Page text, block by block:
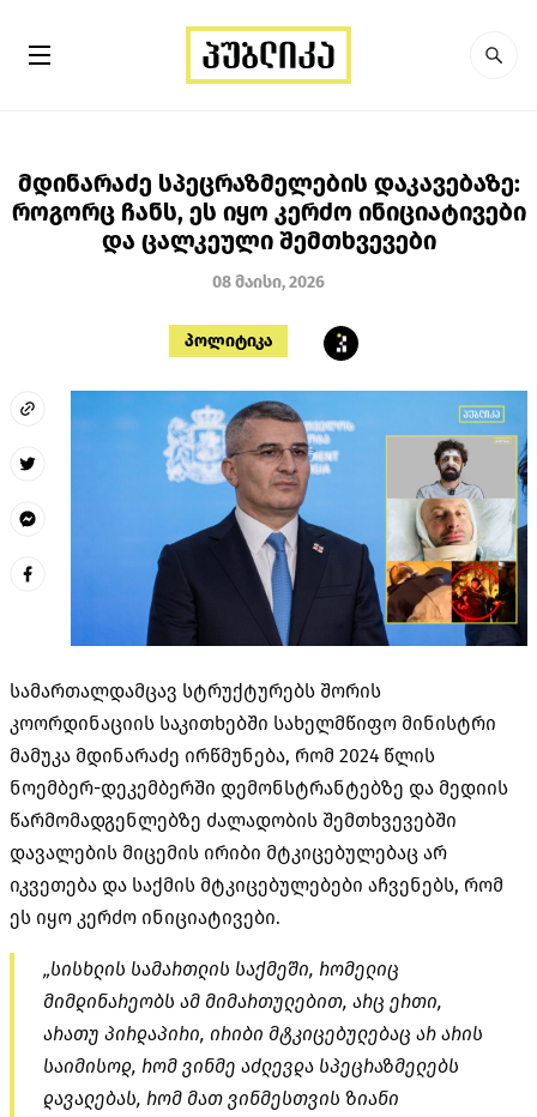
მდინარაძე სპეცრაზმელების დაკავებაზე:
როგორც ჩანს, ეს იყო კერძო ინიციატივები
და ცალკეული შემთხვევები
08 მაისი, 2026
პოლიტიკა
სამართალდამცავ სტრუქტურებს შორის
კოორდინაციის საკითხებში სახელმწიფო მინისტრი
მამუკა მდინარაძე ირწმუნება, რომ 2024 წლის
ნოემბერ-დეკემბერში დემონსტრანტებზე და მედიის
წარმომადგენლებზე ძალადობის შემთხვევებში
დავალების მიცემის ირიბი მტკიცებულებაც არ
იკვეთება და საქმის მტკიცებულებები აჩვენებს, რომ
ეს იყო კერძო ინიციატივები.
„სისხლის სამართლის საქმეში, რომელიც
მიმდინარეობს ამ მიმართულებით, არც ერთი,
არათუ პირდაპირი, ირიბი მტკიცებულებაც არ არის
საიმისოდ, რომ ვინმე აძლევდა სპეცრაზმელებს
დავალებას, რომ მათ ვინმესთვის ზიანი